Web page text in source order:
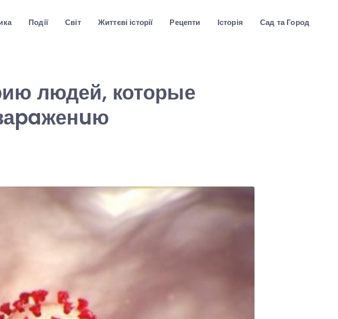
Події Світ Життєві історії Рецепти Історія Сад та Город
людей, которые